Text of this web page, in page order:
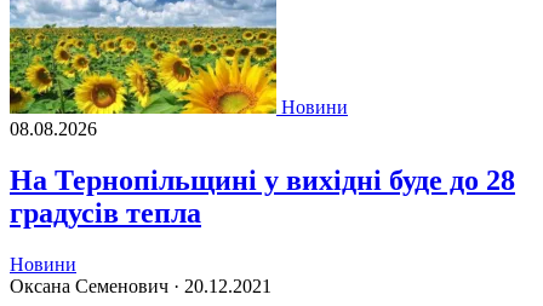
Новини
08.08.2026
На Тернопільщині у вихідні буде до 28
градусів тепла
Новини
Оксана Семенович · 20.12.2021